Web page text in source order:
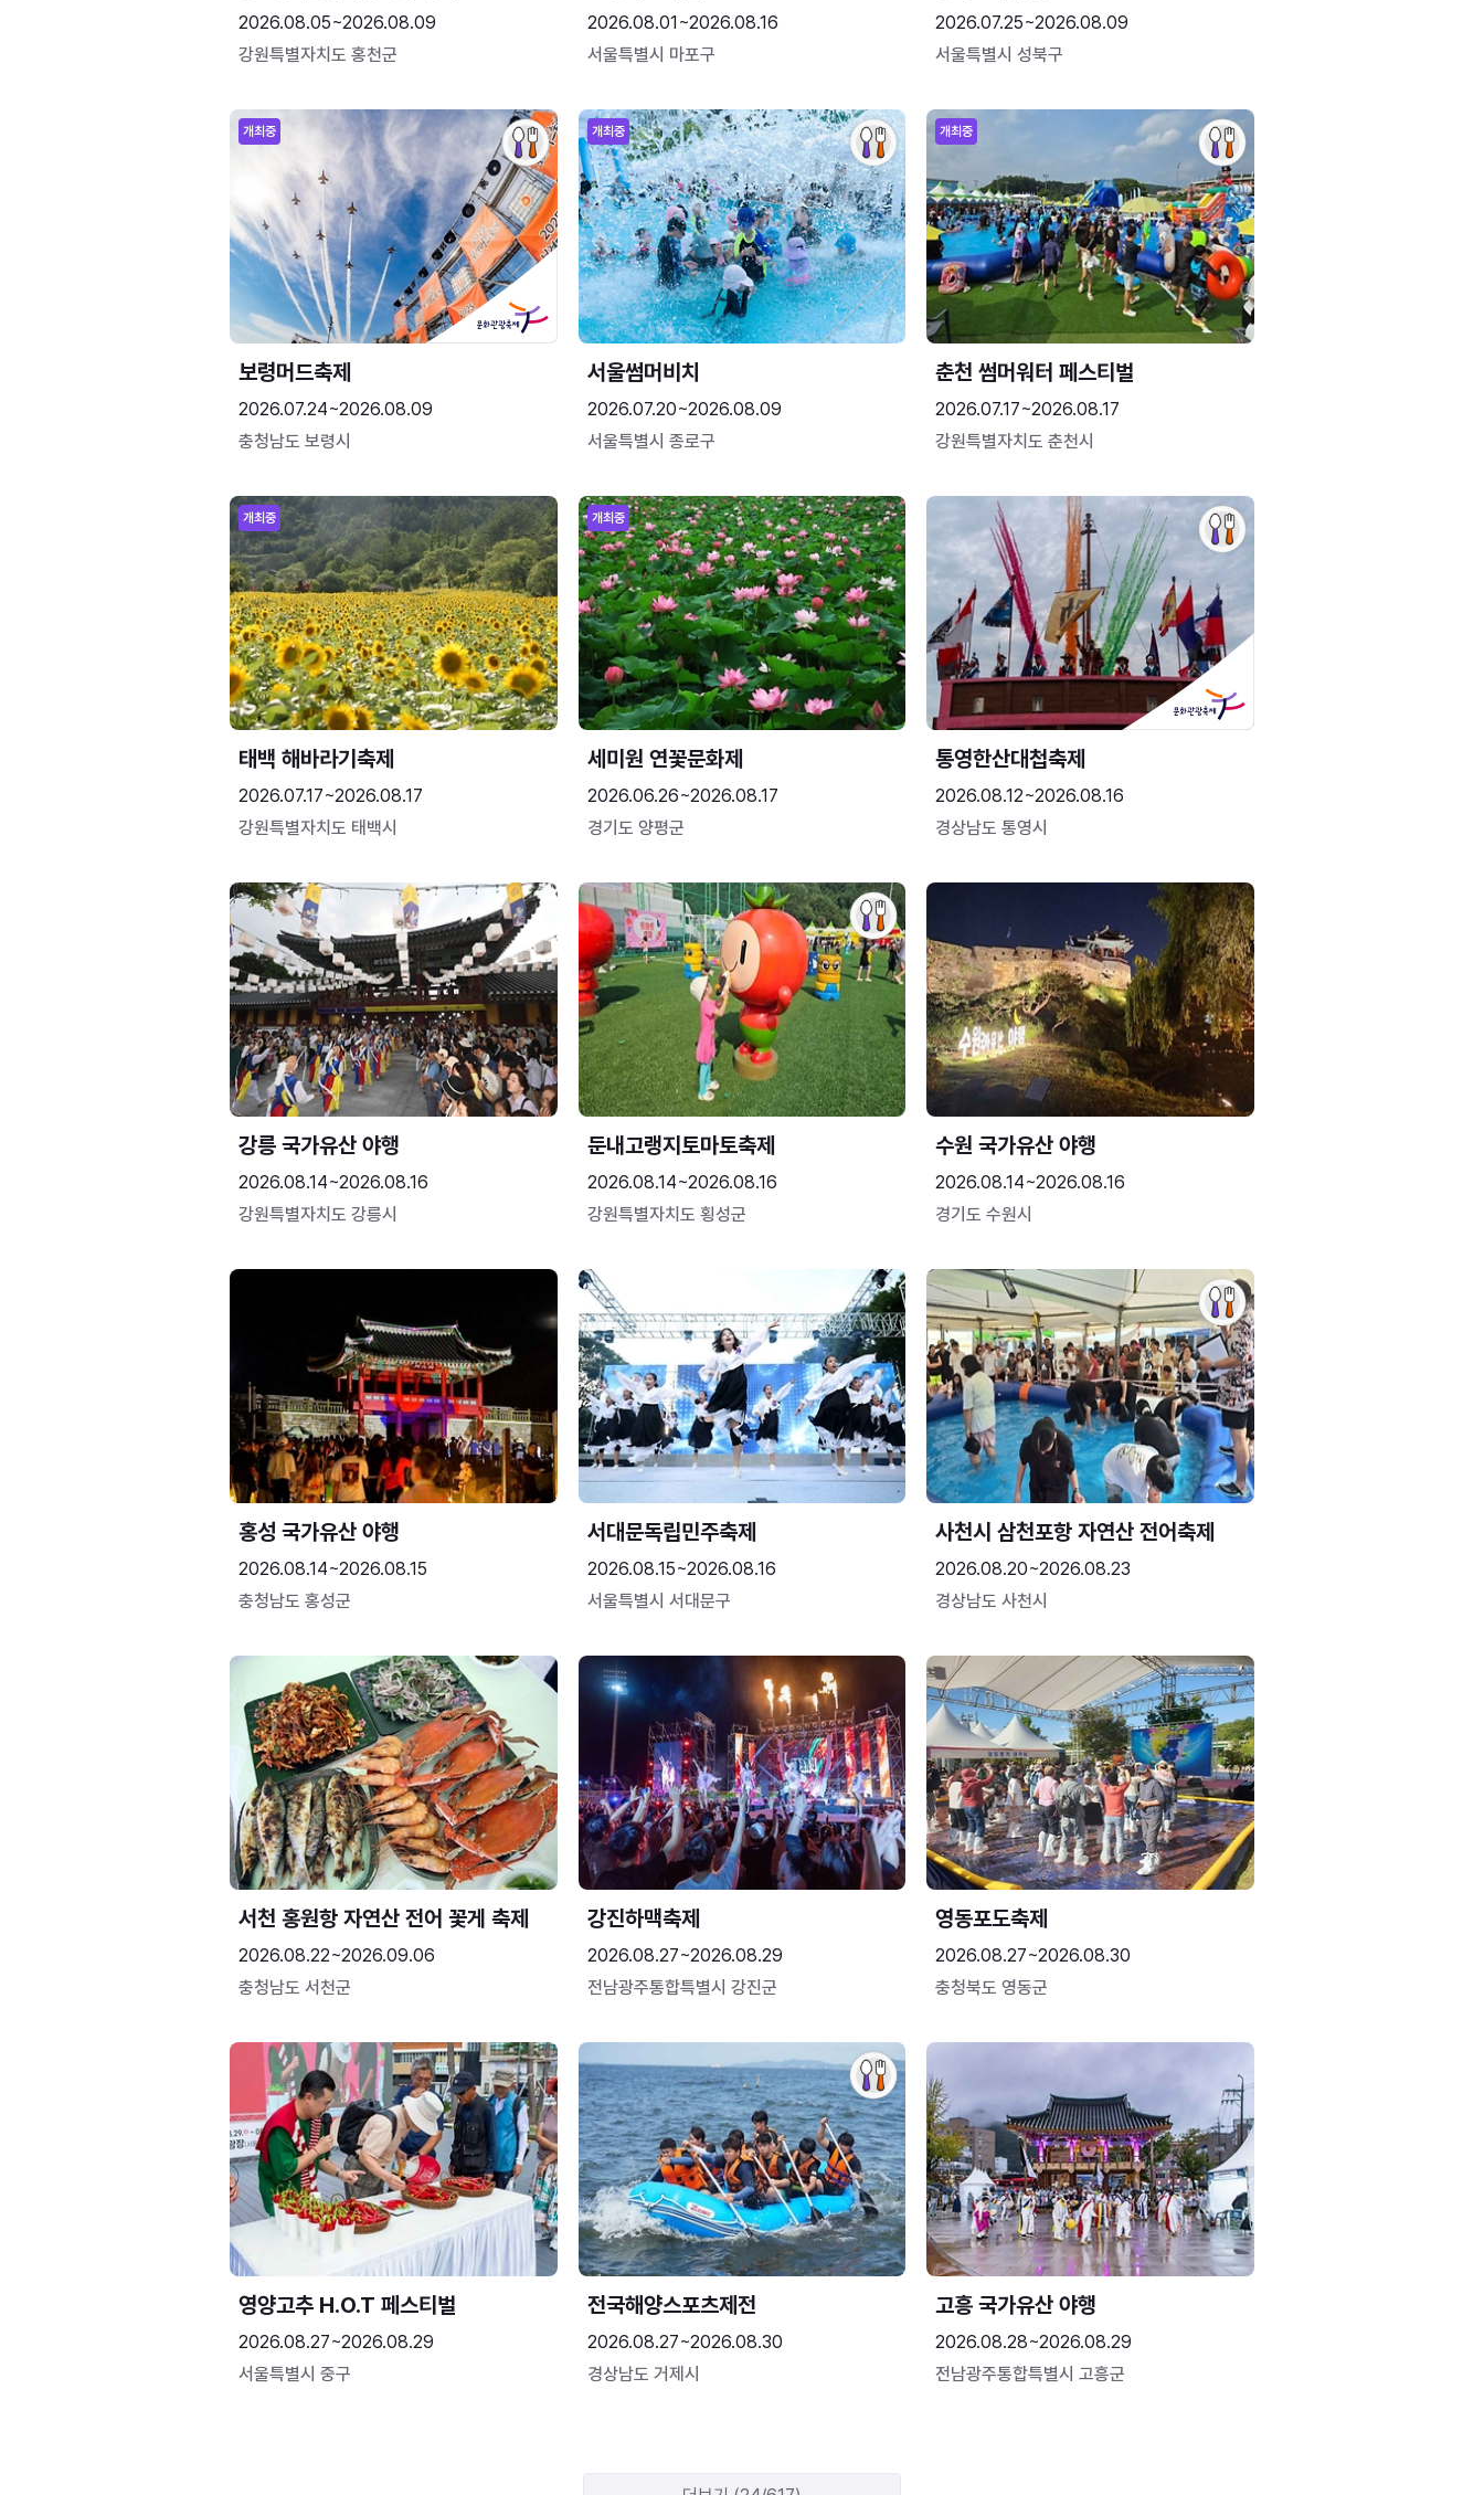
2026.08.05~2026.08.09
강원특별자치도 홍천군
2026.08.01~2026.08.16
서울특별시 마포구
2026.07.25~2026.08.09
서울특별시 성북구
개최중
보령머드축제
2026.07.24~2026.08.09
충청남도 보령시
개최중
서울썸머비치
2026.07.20~2026.08.09
서울특별시 종로구
개최중
춘천 썸머워터 페스티벌
2026.07.17~2026.08.17
강원특별자치도 춘천시
개최중
태백 해바라기축제
2026.07.17~2026.08.17
강원특별자치도 태백시
개최중
세미원 연꽃문화제
2026.06.26~2026.08.17
경기도 양평군
통영한산대첩축제
2026.08.12~2026.08.16
경상남도 통영시
강릉 국가유산 야행
2026.08.14~2026.08.16
강원특별자치도 강릉시
둔내고랭지토마토축제
2026.08.14~2026.08.16
강원특별자치도 횡성군
수원 국가유산 야행
2026.08.14~2026.08.16
경기도 수원시
홍성 국가유산 야행
2026.08.14~2026.08.15
충청남도 홍성군
서대문독립민주축제
2026.08.15~2026.08.16
서울특별시 서대문구
사천시 삼천포항 자연산 전어축제
2026.08.20~2026.08.23
경상남도 사천시
서천 홍원항 자연산 전어 꽃게 축제
2026.08.22~2026.09.06
충청남도 서천군
강진하맥축제
2026.08.27~2026.08.29
전남광주통합특별시 강진군
영동포도축제
2026.08.27~2026.08.30
충청북도 영동군
영양고추 H.O.T 페스티벌
2026.08.27~2026.08.29
서울특별시 중구
전국해양스포츠제전
2026.08.27~2026.08.30
경상남도 거제시
고흥 국가유산 야행
2026.08.28~2026.08.29
전남광주통합특별시 고흥군